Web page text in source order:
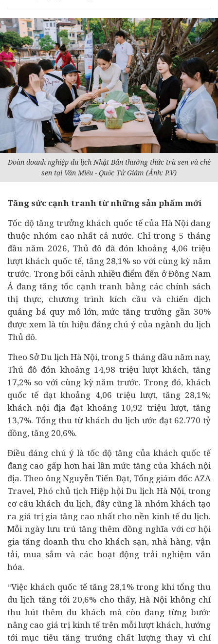
Đoàn doanh nghiệp du lịch Nhật Bản thưởng thức trà sen và chè
sen tại Văn Miếu - Quốc Tử Giám (Ảnh: P.V)
Tăng sức cạnh tranh từ những sản phẩm mới
Tốc độ tăng trưởng khách quốc tế của Hà Nội đang
thuộc nhóm cao nhất cả nước. Chỉ trong 5 tháng
đầu năm 2026, Thủ đô đã đón khoảng 4,06 triệu
lượt khách quốc tế, tăng 28,1% so với cùng kỳ năm
trước. Trong bối cảnh nhiều điểm đến ở Đông Nam
Á đang tăng tốc cạnh tranh bằng các chính sách
thị thực, chương trình kích cầu và chiến dịch
quảng bá quy mô lớn, mức tăng trưởng gần 30%
được xem là tín hiệu đáng chú ý của ngành du lịch
Thủ đô.
Theo Sở Du lịch Hà Nội, trong 5 tháng đầu năm nay,
Thủ đô đón khoảng 14,98 triệu lượt khách, tăng
17,2% so với cùng kỳ năm trước. Trong đó, khách
quốc tế đạt khoảng 4,06 triệu lượt, tăng 28,1%;
khách nội địa đạt khoảng 10,92 triệu lượt, tăng
13,7%. Tổng thu từ khách du lịch ước đạt 62.770 tỷ
đồng, tăng 20,6%.
Điều đáng chú ý là tốc độ tăng của khách quốc tế
đang cao gấp hơn hai lần mức tăng của khách nội
địa. Theo ông Nguyễn Tiến Đạt, Tổng giám đốc AZA
Travel, Phó chủ tịch Hiệp hội Du lịch Hà Nội, trong
cơ cấu khách du lịch, đây cũng là nhóm khách tạo
ra giá trị gia tăng cao nhất cho nền kinh tếdu lịch.
Mỗi ngày lưu trú tăng thêm đồng nghĩa với cơ hội
gia tăng doanh thu cho khách sạn, nhà hàng, vận
tải, mua sắm và các hoạt động trải nghiệm văn
hóa.
“Việc khách quốc tế tăng 28,1% trong khi tổng thu
du lịch tăng tới 20,6% cho thấy, Hà Nội không chỉ
thu hút thêm du khách mà còn đang từng bước
nâng cao giá trị kinh tế trên mỗi lượt khách, hướng
tới mục tiêu tăng trưởng chất lượng thay vì chỉ